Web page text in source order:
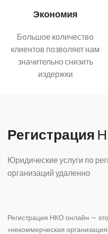
Экономия
Большое количество
клиентов позволяет нам
значительно снизить
издержки
Регистрация
Юридические услуги по
организаций удаленно
Регистрация НКО онлайн —
«некоммерческая